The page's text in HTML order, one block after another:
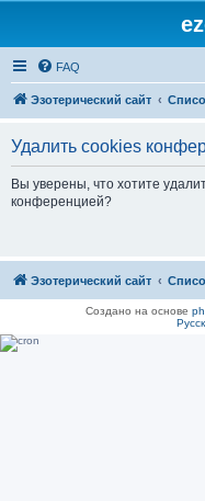
FAQ
Эзотерический сайт
Удалить cookies
Вы уверены, что хотите
конференцией?
Эзотерический сайт
Создано на основе